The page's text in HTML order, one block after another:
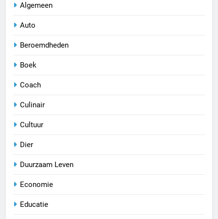
Algemeen
Auto
Beroemdheden
Boek
Coach
Culinair
Cultuur
Dier
Duurzaam Leven
Economie
Educatie